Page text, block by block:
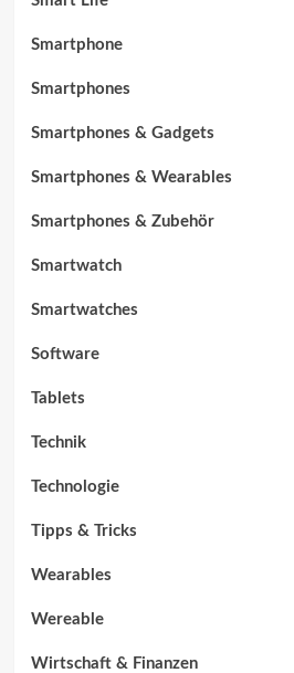
Smartphone
Smartphones
Smartphones & Gadgets
Smartphones & Wearables
Smartphones & Zubehör
Smartwatch
Smartwatches
Software
Tablets
Technik
Technologie
Tipps & Tricks
Wearables
Wereable
Wirtschaft & Finanzen